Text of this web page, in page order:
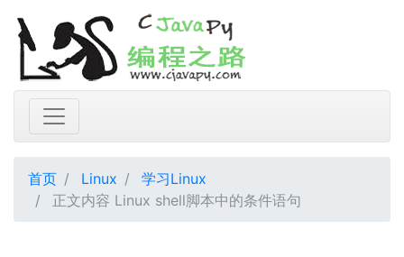
首页 Linux
学习Linux
正文内容 Linux shell脚本中的条件语句